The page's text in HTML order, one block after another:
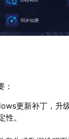
：
更新补丁，升
。